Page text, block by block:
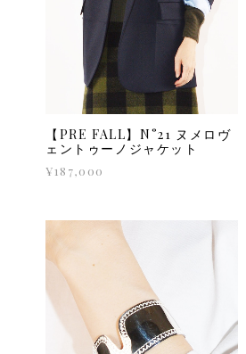
【PRE FALL】N°21 ヌメロヴ
ェントゥーノジャケット
¥187,000